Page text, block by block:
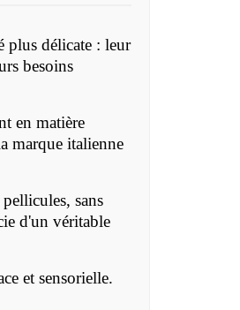
plus délicate : leur
besoins
en matière
marque italienne
sans
d'un véritable
et sensorielle.